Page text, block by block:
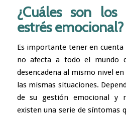
¿Cuáles son
estrés emocional?
Es importante tener en
no afecta a todo el mundo
desencadena al mismo nivel
las mismas situaciones.
de su gestión emocional y
existen una serie de síntomas